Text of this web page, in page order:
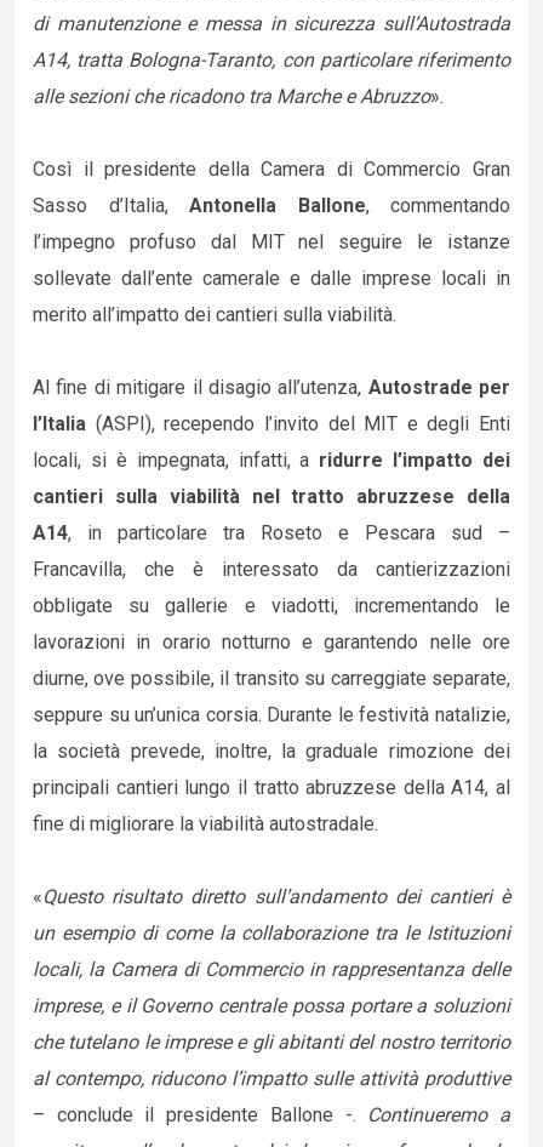
di manutenzione e messa in sicurezza sull’Autostrada
A14, tratta Bologna-Taranto, con particolare riferimento
alle sezioni che ricadono tra Marche e Abruzzo».
Così il presidente della Camera di Commercio Gran
Sasso d’Italia, Antonella Ballone, commentando
l’impegno profuso dal MIT nel seguire le istanze
sollevate dall’ente camerale e dalle imprese locali in
merito all’impatto dei cantieri sulla viabilità.
Al fine di mitigare il disagio all’utenza, Autostrade per
l’Italia (ASPI), recependo l’invito del MIT e degli Enti
locali, si è impegnata, infatti, a ridurre l’impatto dei
cantieri sulla viabilità nel tratto abruzzese della
A14, in particolare tra Roseto e Pescara sud –
Francavilla, che è interessato da cantierizzazioni
obbligate su gallerie e viadotti, incrementando le
lavorazioni in orario notturno e garantendo nelle ore
diurne, ove possibile, il transito su carreggiate separate,
seppure su un’unica corsia. Durante le festività natalizie,
la società prevede, inoltre, la graduale rimozione dei
principali cantieri lungo il tratto abruzzese della A14, al
fine di migliorare la viabilità autostradale.
«Questo risultato diretto sull’andamento dei cantieri è
un esempio di come la collaborazione tra le Istituzioni
locali, la Camera di Commercio in rappresentanza delle
imprese, e il Governo centrale possa portare a soluzioni
che tutelano le imprese e gli abitanti del nostro territorio
al contempo, riducono l’impatto sulle attività produttive
– conclude il presidente Ballone -. Continueremo a